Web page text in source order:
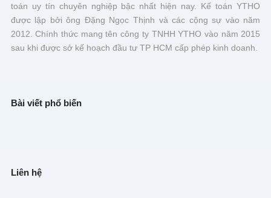
toán uy tín chuyên nghiệp bậc nhất hiện nay. Kế toán YTHO
được lập bởi ông Đặng Ngọc Thịnh và các cộng sự vào năm
2012. Chính thức mang tên công ty TNHH YTHO vào năm 2015
sau khi được sở kế hoạch đầu tư TP HCM cấp phép kinh doanh.
Bài viết phổ biến
Liên hệ